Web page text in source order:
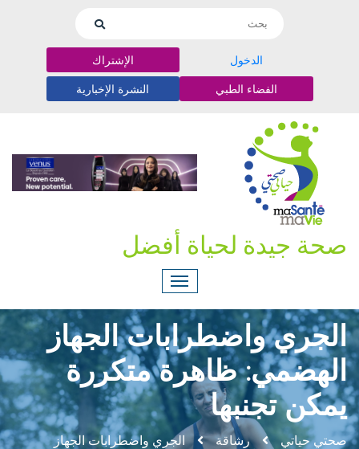
الدخول الإشتراك
الفضاء الطبي النشرة الإخبارية
صحة جيدة لحياة أفضل
الجري واضطرابات الجهاز
الهضمي: ظاهرة متكررة
يمكن تجنبها
صحتي حياتي رشاقة
الجري واضطرابات الجهاز